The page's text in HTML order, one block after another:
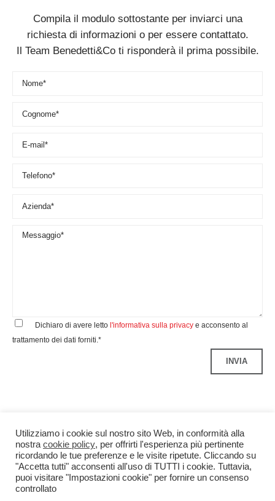
Compila il modulo sottostante per inviarci una
richiesta di informazioni o per essere contattato.
Il Team Benedetti&Co ti risponderà il prima possibile.
Dichiaro di avere letto l'informativa sulla privacye acconsento al
trattamento dei dati forniti.*
Utilizziamo i cookie sul nostro sito Web, in conformità alla
nostra cookie policy, per offrirti l'esperienza più pertinente
ricordando le tue preferenze e le visite ripetute. Cliccando su
"Accetta tutti" acconsenti all'uso di TUTTI i cookie. Tuttavia,
puoi visitare "Impostazioni cookie" per fornire un consenso
controllato